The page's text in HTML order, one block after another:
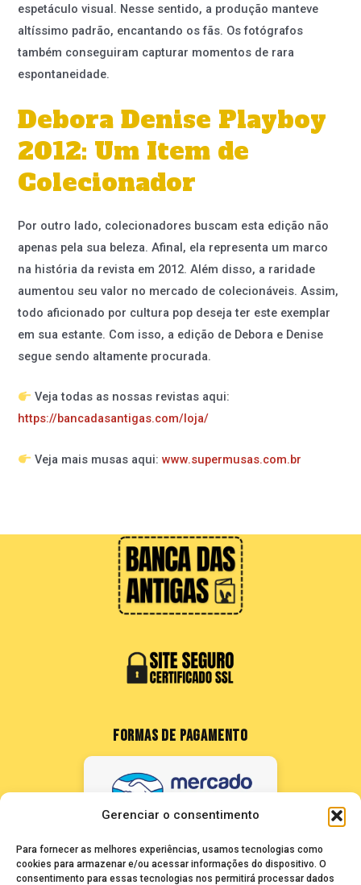
Gerenciar o consentimento
Para fornecer as melhores experiências, usamos tecnologias como
cookies para armazenar e/ou acessar informações do dispositivo. O
consentimento para essas tecnologias nos permitirá processar dados
espetáculo visual. Nesse sentido, a produção manteve
altíssimo padrão, encantando os fãs. Os fotógrafos
também conseguiram capturar momentos de rara
espontaneidade.
Debora Denise Playboy
2012: Um Item de
Colecionador
Por outro lado, colecionadores buscam esta edição não
apenas pela sua beleza. Afinal, ela representa um marco
na história da revista em 2012. Além disso, a raridade
aumentou seu valor no mercado de colecionáveis. Assim,
todo aficionado por cultura pop deseja ter este exemplar
em sua estante. Com isso, a edição de Debora e Denise
segue sendo altamente procurada.
Veja todas as nossas revistas aqui:
https://bancadasantigas.com/loja/
Veja mais musas aqui:www.supermusas.com.br
FORMAS DE PAGAMENTO